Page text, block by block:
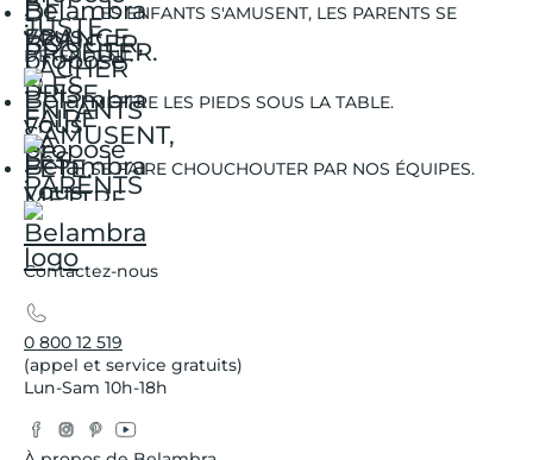
LES ENFANTS S'AMUSENT, LES PARENTS SE
DÉTENDENT.
METTRE LES PIEDS SOUS LA TABLE.
SE FAIRE CHOUCHOUTER PAR NOS ÉQUIPES.
Contactez-nous
0 800 12 519
(appel et service gratuits)
Lun-Sam 10h-18h
Facebook
Instagram
Pinterest
YouTube